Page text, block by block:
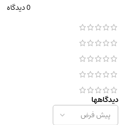
0 دیدگاه
دیدگاهها